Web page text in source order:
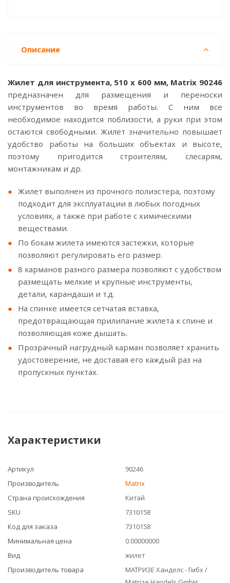
Описание
Жилет для инструмента, 510 х 600 мм, Matrix 90246
предназначен для размещения и переноски
инструментов во время работы. С ним все
необходимое находится поблизости, а руки при этом
остаются свободными. Жилет значительно повышает
удобство работы на больших объектах и высоте,
поэтому пригодится строителям, слесарям,
монтажникам и др.
Жилет выполнен из прочного полиэстера, поэтому
подходит для эксплуатации в любых погодных
условиях, а также при работе с химическими
веществами.
По бокам жилета имеются застежки, которые
позволяют регулировать его размер.
8 карманов разного размера позволяют с удобством
размещать мелкие и крупные инструменты,
детали, карандаши и т.д.
На спинке имеется сетчатая вставка,
предотвращающая прилипание жилета к спине и
позволяющая коже дышать.
Прозрачный нагрудный карман позволяет хранить
удостоверение, не доставая его каждый раз на
пропускных пунктах.
Характеристики
Артикул
90246
Производитель
Matrix
Страна происхождения
Китай
SKU
7310158
Код для заказа
7310158
Минимальная цена
0.00000000
Вид
жилет
Производитель товара
МАТРИЗЕ Ханделс - Гмбх /